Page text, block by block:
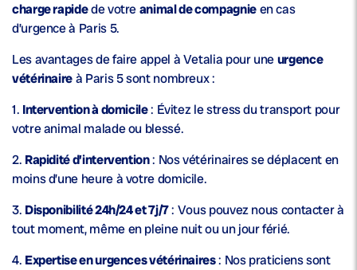
charge rapidede votreanimal de compagnieen cas
d’urgence à Paris 5.
Les avantages de faire appel à Vetalia pour uneurgence
vétérinaireà Paris 5 sont nombreux :
1. Intervention à domicile: Évitez le stress du transport pour
votre animal malade ou blessé.
2. Rapidité d’intervention: Nos vétérinaires se déplacent en
moins d’une heure à votre domicile.
3. Disponibilité 24h/24 et 7j/7: Vous pouvez nous contacter à
tout moment, même en pleine nuit ou un jour férié.
4. Expertise en urgences vétérinaires: Nos praticiens sont